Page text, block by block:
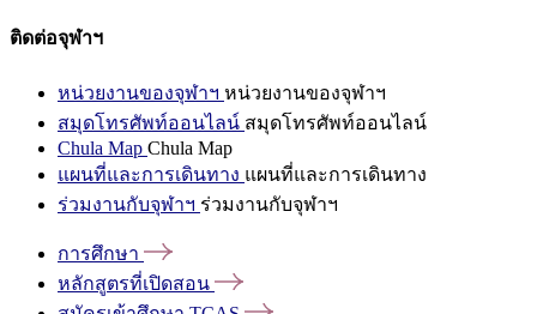
ติดต่อจุฬาฯ
หน่วยงานของจุฬาฯ หน่วยงานของจุฬาฯ
สมุดโทรศัพท์ออนไลน์ สมุดโทรศัพท์ออนไลน์
Chula Map Chula Map
แผนที่และการเดินทาง แผนที่และการเดินทาง
ร่วมงานกับจุฬาฯ ร่วมงานกับจุฬาฯ
การศึกษา
หลักสูตรที่เปิดสอน